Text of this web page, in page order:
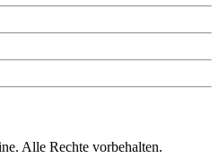
Alle Rechte vorbehalten.